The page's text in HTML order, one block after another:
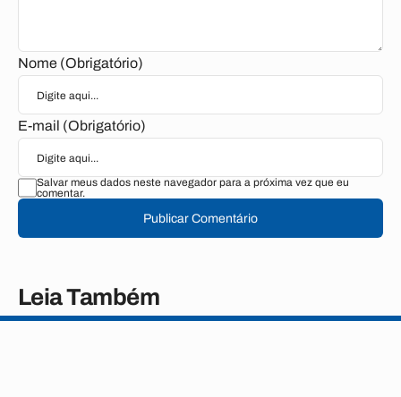
Nome (Obrigatório)
E-mail (Obrigatório)
Salvar meus dados neste navegador para a próxima vez que eu
comentar.
Publicar Comentário
Leia Também